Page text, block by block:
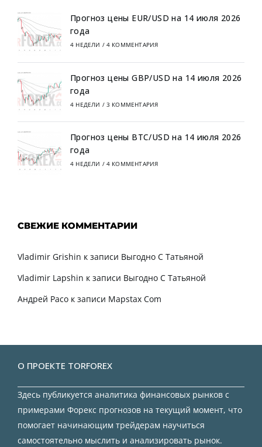
Прогноз цены EUR/USD на 14 июля 2026
года
4 НЕДЕЛИ / 4 КОММЕНТАРИЯ
Прогноз цены GBP/USD на 14 июля 2026
года
4 НЕДЕЛИ / 3 КОММЕНТАРИЯ
Прогноз цены BTC/USD на 14 июля 2026
года
4 НЕДЕЛИ / 4 КОММЕНТАРИЯ
СВЕЖИЕ КОММЕНТАРИИ
Vladimir Grishin к записи Выгодно С Татьяной
Vladimir Lapshin к записи Выгодно С Татьяной
Андрей Расо к записи Mapstax Com
О ПРОЕКТЕ TORFOREX
Здесь публикуется аналитика финансовых рынков с
примерами Форекс прогнозов на текущий момент, что
помогает начинающим трейдерам научиться
самостоятельно мыслить и анализировать рынок.